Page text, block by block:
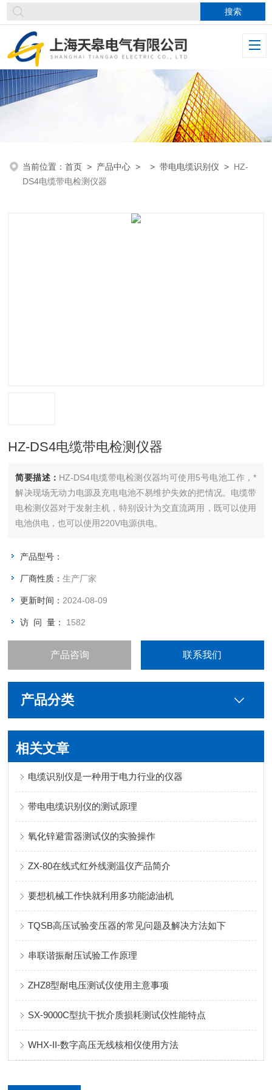
当前位置：首页 > 产品中心 > >带电电缆识别仪 > HZ-
DS4电缆带电检测仪器
HZ-DS4电缆带电检测仪器
简要描述： HZ-DS4电缆带电检测仪器均可使用5号电池工作，*
解决现场无动力电源及充电电池不易维护失效的把情况。电缆带
电检测仪器对于发射主机，特别设计为交直流两用，既可以使用
电池供电，也可以使用220V电源供电。
产品型号：
厂商性质：生产厂家
更新时间： 2024-08-09
访 问 量： 1582
产品咨询 联系我们
产品分类
相关文章
电缆识别仪是一种用于电力行业的仪器
带电电缆识别仪的测试原理
氧化锌避雷器测试仪的实验操作
ZX-80在线式红外线测温仪产品简介
要想机械工作快就利用多功能滤油机
TQSB高压试验变压器的常见问题及解决方法如下
串联谐振耐压试验工作原理
ZHZ8型耐电压测试仪使用主意事项
SX-9000C型抗干扰介质损耗测试仪性能特点
WHX-II-数字高压无线核相仪使用方法